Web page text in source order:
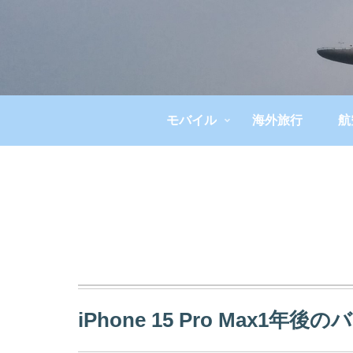
モバイル 海外旅行 航
iPhone 15 Pro Max1年後の